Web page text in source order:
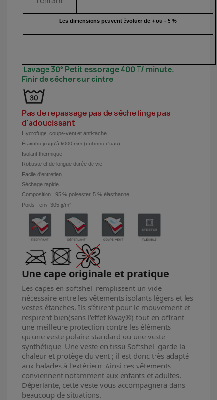
Les dimensions peuvent évoluer de + ou - 5 %
Lavage 30° Petit essorage 400 T/ minute.
Finir de sécher sur cintre
Pas de repassage pas de sèche linge pas
d'adoucissant
Hydrofuge, coupe-vent et anti-tache
Étanche jusqu'à 5000 mm (colonne d'eau)
Isolant thermique
Robuste et de longue durée de vie
Facile d'entretien
Séchage rapide
Composition : 95 % polyester, 5 % élasthanne
Poids : env. 305 g/m²
Une cape originale et pratique
Les capes en softshell remplissent un vide
nécessaire entre les vêtements isolants légers et les
vestes étanches. Ils s’étirent pour le mouvement et
respirent bien(sans l'effet Kway®) tout en offrant
une meilleure protection contre les éléments
qu’une veste polaire standard ou une veste
synthétique. Une veste en tissu Softshell garde la
chaleur et protège du vent ; il est donc très adapté
aux balades à l'extérieur. Ainsi ces vêtements
conviennent notamment aux enfants et adultes.
Déperlante, cette veste vous accompagnera dans
beaucoup de situations.